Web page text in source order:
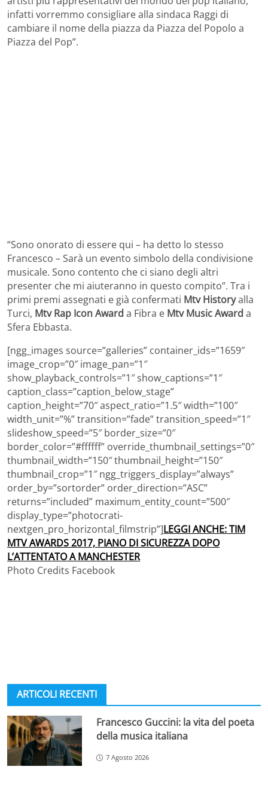
infatti vorremmo consigliare alla sindaca Raggi di
cambiare il nome della piazza da Piazza del Popolo a
Piazza del Pop”.
“Sono onorato di essere qui – ha detto lo stesso
Francesco – Sarà un evento simbolo della condivisione
musicale. Sono contento che ci siano degli altri
presenter che mi aiuteranno in questo compito”. Tra i
primi premi assegnati e già confermati Mtv Historyalla
Turci, Mtv Rap IconAward a Fibra e Mtv Music Award a
Sfera Ebbasta.
[ngg_images source=”galleries” container_ids=”1659″
image_crop=”0″ image_pan=”1″
show_playback_controls=”1″ show_captions=”1″
caption_class=”caption_below_stage”
caption_height=”70″ aspect_ratio=”1.5″ width=”100″
width_unit=”%” transition=”fade” transition_speed=”1″
slideshow_speed=”5″ border_size=”0″
border_color=”#ffffff” override_thumbnail_settings=”0″
thumbnail_width=”150″ thumbnail_height=”150″
thumbnail_crop=”1″ ngg_triggers_display=”always”
order_by=”sortorder” order_direction=”ASC”
returns=”included” maximum_entity_count=”500″
display_type=”photocrati-
nextgen_pro_horizontal_filmstrip”]LEGGI ANCHE: TIM
MTV AWARDS 2017, PIANO DI SICUREZZA DOPO
L’ATTENTATO A MANCHESTER
Photo Credits Facebook
ARTICOLI RECENTI
Francesco Guccini: la vita del poeta
della musica italiana
7 Agosto 2026